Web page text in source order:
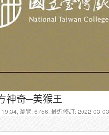
神奇─美猴王
19:34, 瀏覽: 6756, 最近修訂: 2022-03-03